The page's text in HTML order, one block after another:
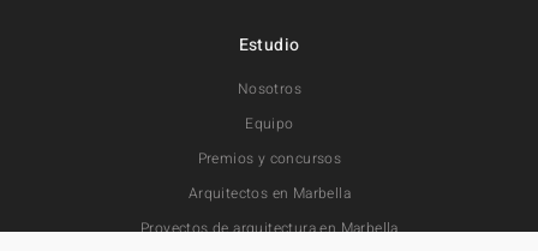
Estudio
Nosotros
Equipo
Premios y concursos
Arquitectos en Marbella
Proyectos de arquitectura en Marbella